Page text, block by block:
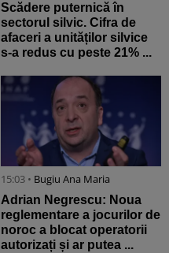
Scădere puternică în
sectorul silvic. Cifra de
afaceri a unităților silvice
s-a redus cu peste 21% ...
15:03 • Bugiu ⁠Ana Maria
Adrian Negrescu: Noua
reglementare a jocurilor de
noroc a blocat operatorii
autorizați și ar putea ...